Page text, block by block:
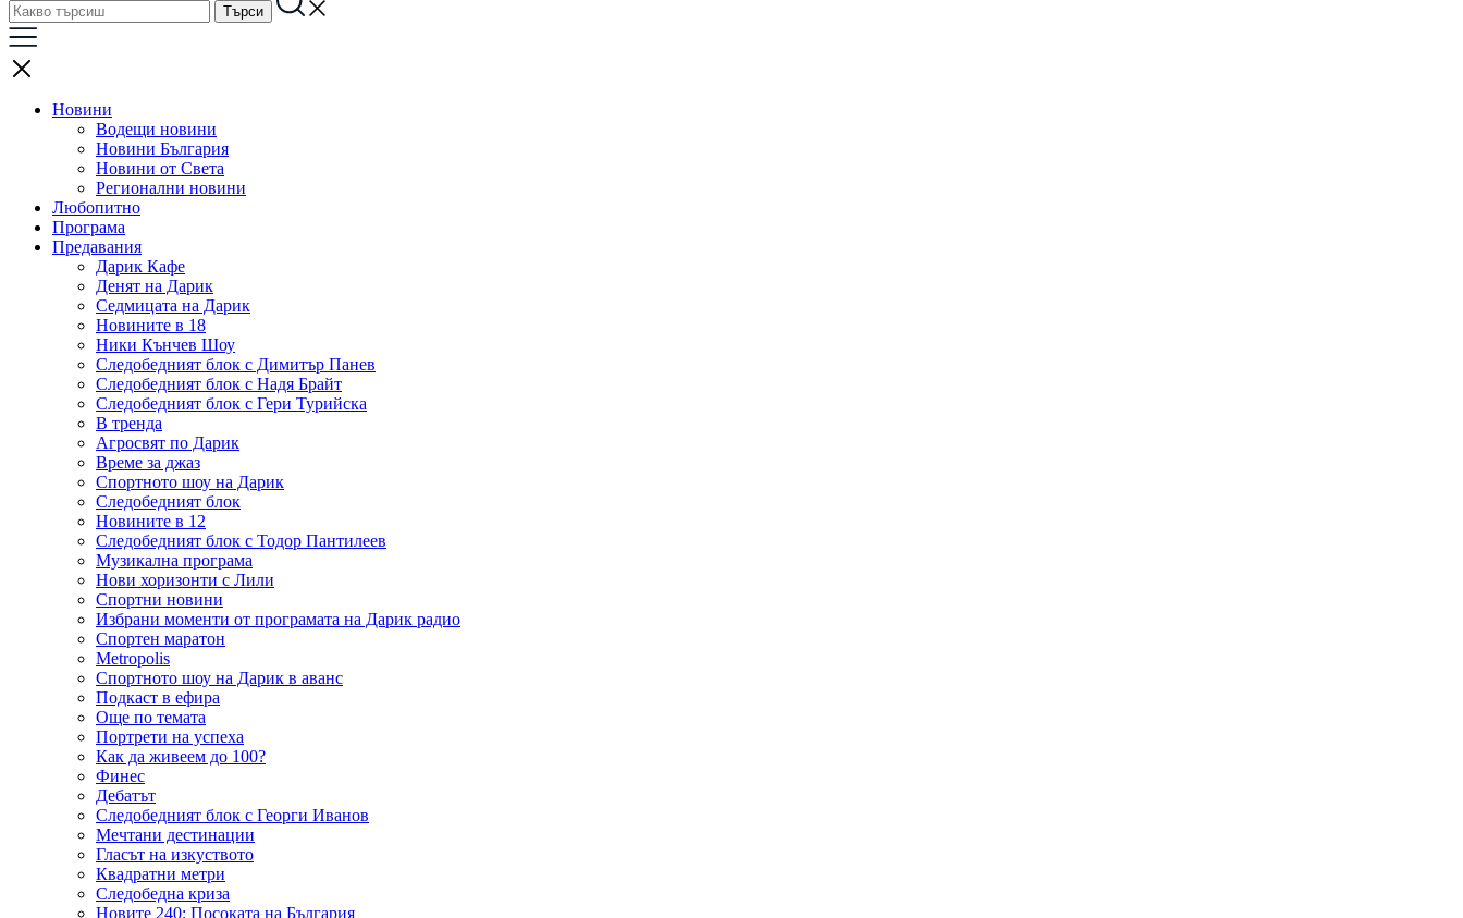
Новини
Водещи новини
Новини България
Новини от Света
Регионални новини
Любопитно
Програма
Предавания
Дарик Кафе
Денят на Дарик
Седмицата на Дарик
Новините в 18
Ники Кънчев Шоу
Следобедният блок с Димитър Панев
Следобедният блок с Надя Брайт
Следобедният блок с Гери Турийска
В тренда
Агросвят по Дарик
Време за джаз
Спортното шоу на Дарик
Следобедният блок
Новините в 12
Следобедният блок с Тодор Пантилеев
Музикална програма
Нови хоризонти с Лили
Спортни новини
Избрани моменти от програмата на Дарик радио
Спортен маратон
Metropolis
Спортното шоу на Дарик в аванс
Подкаст в ефира
Още по темата
Портрети на успеха
Как да живеем до 100?
Финес
Дебатът
Следобедният блок с Георги Иванов
Мечтани дестинации
Гласът на изкуството
Квадратни метри
Следобедна криза
Новите 240: Посоката на България